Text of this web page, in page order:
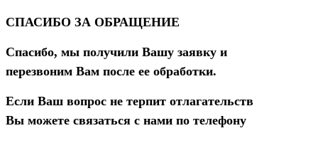
СПАСИБО ЗА ОБРАЩЕНИЕ
Спасибо, мы получили Вашу заявку и
перезвоним Вам после ее обработки.
Если Ваш вопрос не терпит отлагательств
Вы можете связаться с нами по телефону